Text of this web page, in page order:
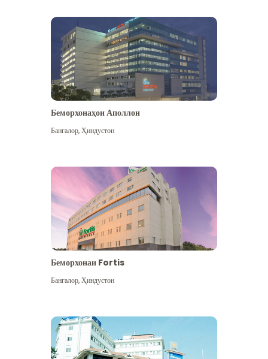
Бештар дидан
Беморхонаҳои Аполлон
Бангалор,Ҳиндустон
Беморхонаи Fortis
Бангалор,Ҳиндустон